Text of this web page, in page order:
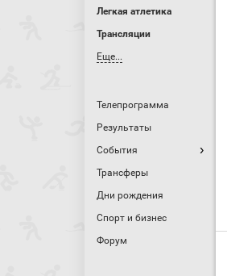
Легкая атлетика
Трансляции
Еще...
Телепрограмма
Результаты
События
Трансферы
Дни рождения
Спорт и бизнес
Форум